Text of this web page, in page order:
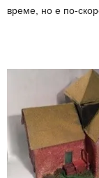
време, но е по-